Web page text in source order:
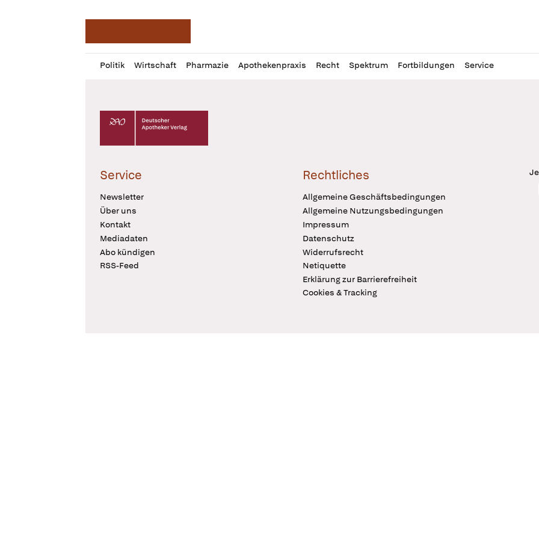
Politik Wirtschaft Pharmazie Apothekenpraxis Recht Spektrum Fortbildungen Service
Profil
öffnen
Daz
Pur
Deutscher Apotheker Verlag Logo
Service
Newsletter
Über uns
Kontakt
Mediadaten
Abo kündigen
RSS-Feed
Rechtliches
Allgemeine Geschäftsbedingungen
Allgemeine Nutzungsbedingungen
Impressum
Datenschutz
Widerrufsrecht
Netiquette
Erklärung zur Barrierefreiheit
Cookies & Tracking